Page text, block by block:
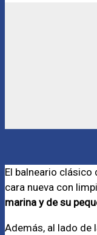
El balneario clásico
cara nueva con
marina y de su
Además, al lado de